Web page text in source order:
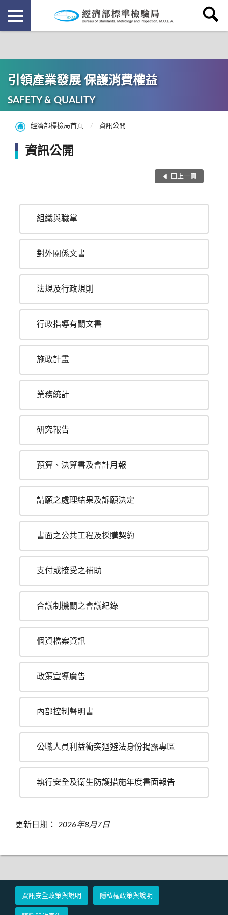
引領產業發展 保護消費權益
SAFETY & QUALITY
經濟部標檢局首頁 資訊公開
資訊公開
回上一頁
組織與職掌
對外關係文書
法規及行政規則
行政指導有關文書
施政計畫
業務統計
研究報告
預算、決算書及會計月報
請願之處理結果及訴願決定
書面之公共工程及採購契約
支付或接受之補助
合議制機關之會議紀錄
個資檔案資訊
政策宣導廣告
內部控制聲明書
公職人員利益衝突迴避法身份揭露專區
執行安全及衛生防護措施年度書面報告
更新日期： 2026年8月7日
資訊安全政策與說明 隱私權政策與說明